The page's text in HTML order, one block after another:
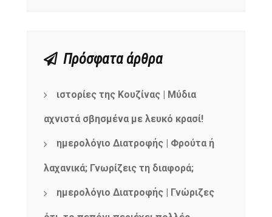
Πρόσφατα άρθρα
ιστορίες της Κουζίνας | Μύδια
αχνιστά σβησμένα με λευκό κρασί!
ημερολόγιο Διατροφής | Φρούτα ή
λαχανικά; Γνωρίζεις τη διαφορά;
ημερολόγιο Διατροφής | Γνώριζες